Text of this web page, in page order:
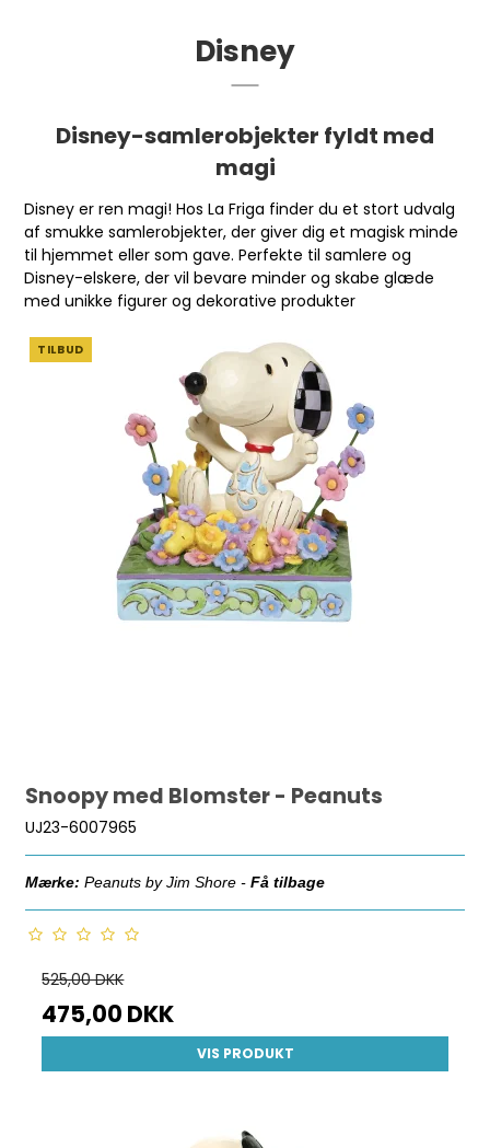
Disney
Disney-samlerobjekter fyldt med
magi
Disney er ren magi! Hos La Friga finder du et stort udvalg
af smukke samlerobjekter, der giver dig et magisk minde
til hjemmet eller som gave. Perfekte til samlere og
Disney-elskere, der vil bevare minder og skabe glæde
med unikke figurer og dekorative produkter
TILBUD
Snoopy med Blomster - Peanuts
UJ23-6007965
Mærke: Peanuts by Jim Shore -Få tilbage
525,00 DKK
475,00 DKK
VIS PRODUKT